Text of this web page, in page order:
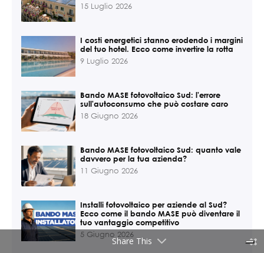
15 Luglio 2026
I costi energetici stanno erodendo i margini
del tuo hotel. Ecco come invertire la rotta
9 Luglio 2026
Bando MASE fotovoltaico Sud: l'errore
sull'autoconsumo che può costare caro
18 Giugno 2026
Bando MASE fotovoltaico Sud: quanto vale
davvero per la tua azienda?
11 Giugno 2026
Installi fotovoltaico per aziende al Sud?
Ecco come il bando MASE può diventare il
tuo vantaggio competitivo
5 Giugno 2026
Share This